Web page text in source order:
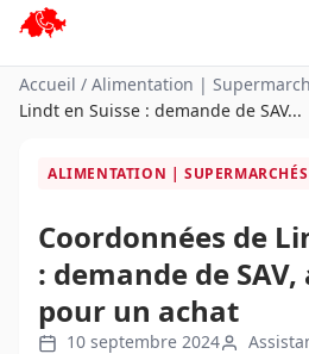
Aller
contenu
Accueil / Alimentation |
Lindt en Suisse : demande de SAV...
ALIMENTATION | SUPERMARCHÉS
Coordonnées de
: demande de
pour un achat
10 septembre 2024